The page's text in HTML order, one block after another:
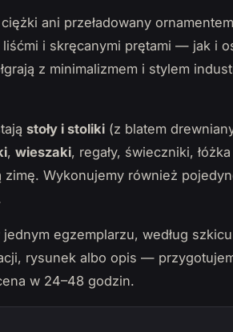
ani przeładowany
i skręcanymi prętami — jak i
z minimalizmem i stylem
stoły i stoliki (z blatem
, wieszaki, regały, świeczniki,
Wykonujemy również
egzemplarzu, według
rysunek albo opis —
w 24–48 godzin.